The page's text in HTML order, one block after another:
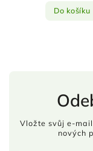
Do košíku
Vložte svůj e-
nových